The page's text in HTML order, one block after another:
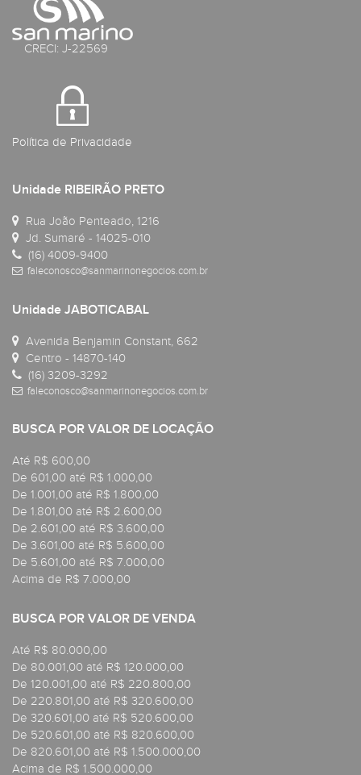
CRECI: J-22569
Política de Privacidade
Unidade RIBEIRÃO PRETO
Rua João Penteado, 1216
Jd. Sumaré - 14025-010
(16) 4009-9400
faleconosco@sanmarinonegocios.com.br
Unidade JABOTICABAL
Avenida Benjamin Constant, 662
Centro - 14870-140
(16) 3209-3292
faleconosco@sanmarinonegocios.com.br
BUSCA POR VALOR DE LOCAÇÃO
Até R$ 600,00
De 601,00 até R$ 1.000,00
De 1.001,00 até R$ 1.800,00
De 1.801,00 até R$ 2.600,00
De 2.601,00 até R$ 3.600,00
De 3.601,00 até R$ 5.600,00
De 5.601,00 até R$ 7.000,00
Acima de R$ 7.000,00
BUSCA POR VALOR DE VENDA
Até R$ 80.000,00
De 80.001,00 até R$ 120.000,00
De 120.001,00 até R$ 220.800,00
De 220.801,00 até R$ 320.600,00
De 320.601,00 até R$ 520.600,00
De 520.601,00 até R$ 820.600,00
De 820.601,00 até R$ 1.500.000,00
Acima de R$ 1.500.000,00